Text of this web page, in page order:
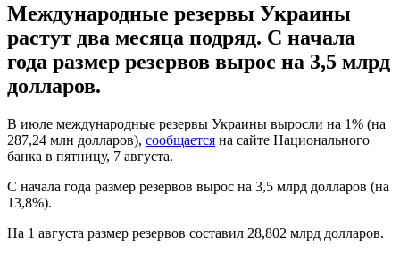
Международные резервы Украины
растут два месяца подряд. С начала
года размер резервов вырос на 3,5 млрд
долларов.
В июле международные резервы Украины выросли на 1% (на
287,24 млн долларов), сообщается на сайте Национального
банка в пятницу, 7 августа.
С начала года размер резервов вырос на 3,5 млрд долларов (на
13,8%).
На 1 августа размер резервов составил 28,802 млрд долларов.